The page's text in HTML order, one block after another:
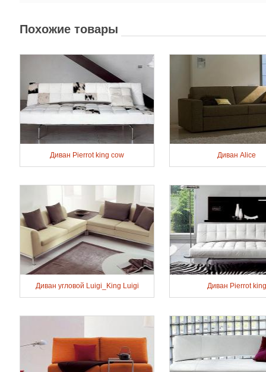
Похожие товары
Диван Pierrot king cow Диван Alice
Диван угловой Luigi_King Luigi Диван Pierrot king